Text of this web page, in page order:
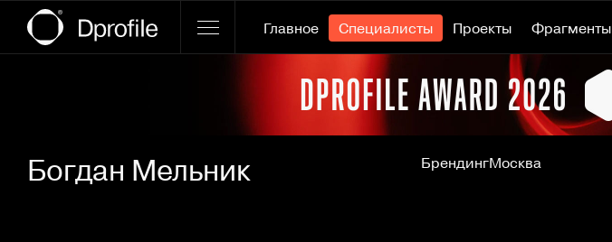
Главное Специалисты Проекты Фрагменты
Богдан Мельник БрендингМосква